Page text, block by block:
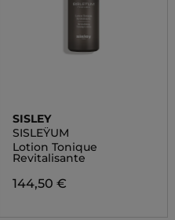
SISLEY
SISLEŸUM
Lotion Tonique
Revitalisante
144,50 €